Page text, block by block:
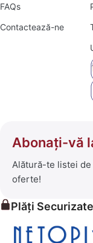
FAQs
Contactează-ne
Abonați-vă
Alătură-te listei
oferte!
Plăți